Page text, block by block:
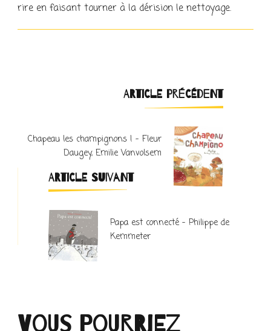
rire en faisant tourner à la dérision le nettoyage.
Navigation
d'article
ARTICLE PRÉCÉDENT
Chapeau les champignons ! – Fleur
Daugey, Emilie Vanvolsem
ARTICLE SUIVANT
Papa est connecté – Philippe de
Kemmeter
Vous pourriez